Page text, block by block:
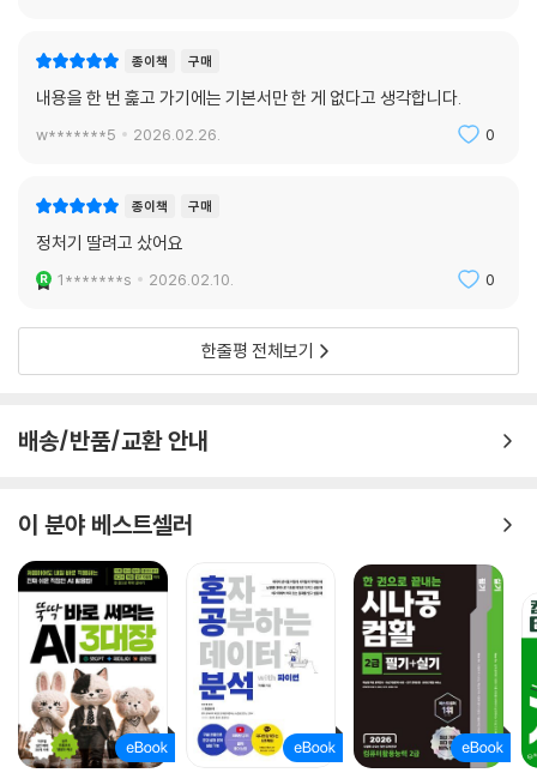
종이책 구매
내용을 한 번 훑고 가기에는 기본서만 한 게 없다고 생각합니다.
w*******5 2026.02.26. 0
종이책 구매
정처기 딸려고 샀어요
1*******s 2026.02.10. 0
한줄평 전체보기
배송/반품/교환 안내
이 분야 베스트셀러